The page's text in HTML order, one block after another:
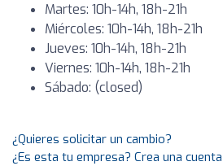
Martes: 10h-14h, 18h-21h
Miércoles: 10h-14h, 18h-21h
Jueves: 10h-14h, 18h-21h
Viernes: 10h-14h, 18h-21h
Sábado: (closed)
¿Quieres solicitar un cambio?
¿Es esta tu empresa? Crea una